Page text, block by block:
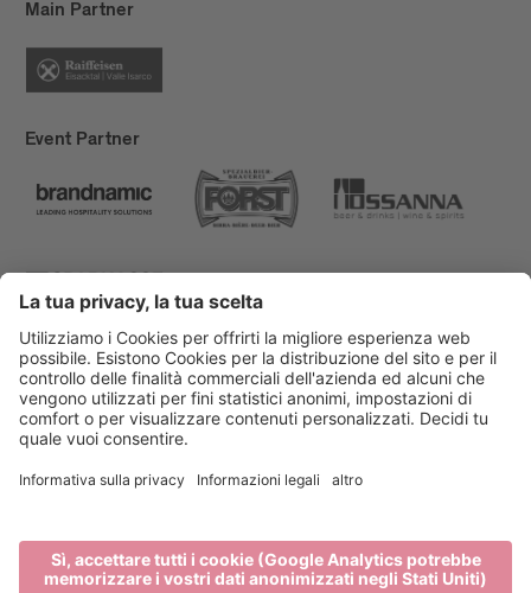
Main Partner
Event Partner
Bressanone Turismo
Privacy
Note legali
Finanziamenti
Mappa del sito
Cookie-Einstellungen